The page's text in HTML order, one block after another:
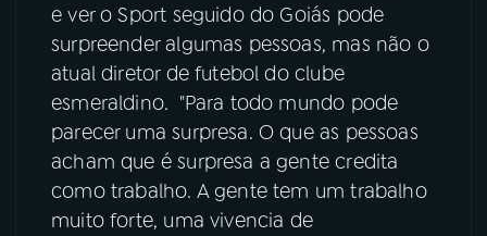
Instagram
TikTok
e ver o Sport seguido do Goiás pode
surpreender algumas pessoas, mas não o
atual diretor de futebol do clube
esmeraldino. "Para todo mundo pode
parecer uma surpresa. O que as pessoas
acham que é surpresa a gente credita
como trabalho. A gente tem um trabalho
muito forte, uma vivencia de